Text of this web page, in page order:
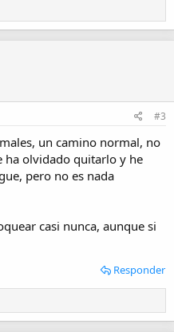
#3
un camino normal, no
ha olvidado quitarlo y he
pero no es nada
casi nunca, aunque si
Responder